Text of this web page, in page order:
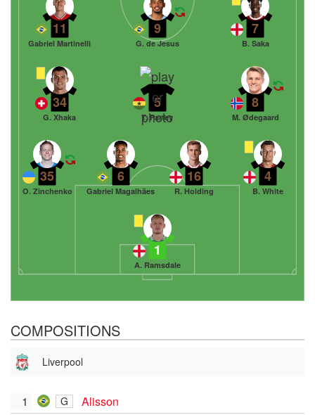
1
A. Ramsdale
35
O. Zinchenko
6
Gabriel Magalhães
16
R. Holding
4
B. White
34
G. Xhaka
5
T. Partey
8
M. Ødegaard
11
Gabriel Martinelli
9
G. de Jesus
7
B. Saka
COMPOSITIONS
Liverpool
1 G
Alisson